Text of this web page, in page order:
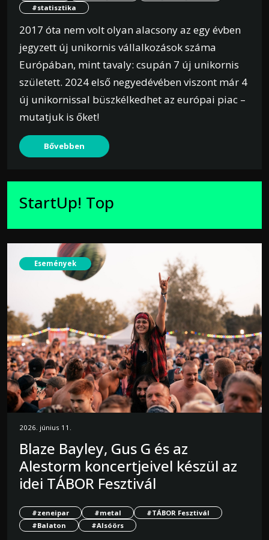
#statisztika
2017 óta nem volt olyan alacsony az egy évben
jegyzett új unikornis vállalkozások száma
Európában, mint tavaly: csupán 7 új unikornis
született. 2024 első negyedévében viszont már 4
új unikornissal büszkélkedhet az európai piac –
mutatjuk is őket!
Bővebben
StartUp! Top
Események
2026. június 11.
Blaze Bayley, Gus G és az
Alestorm koncertjeivel készül az
idei TÁBOR Fesztivál
#zeneipar #metal
#TÁBOR Fesztivál
#Balaton
#Alsóörs